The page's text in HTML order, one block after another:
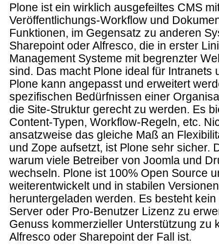
Plone ist ein wirklich ausgefeiltes CMS
Veröffentlichungs-Workflow und
Funktionen, im Gegensatz zu anderen
Sharepoint oder Alfresco, die in erster
Management Systeme mit begrenzter
sind. Das macht Plone ideal für Intranets
Plone kann angepasst und erweitert
spezifischen Bedürfnissen einer
die Site-Struktur gerecht zu werden. Es
Content-Typen, Workflow-Regeln, etc.
ansatzweise das gleiche Maß an
und Zope aufsetzt, ist Plone sehr sicher.
warum viele Betreiber von Joomla und
wechseln. Plone ist 100% Open Source
weiterentwickelt und in stabilen
heruntergeladen werden. Es besteht
Server oder Pro-Benutzer Lizenz zu
Genuss kommerzieller Unterstützung zu
Alfresco oder Sharepoint der Fall ist.